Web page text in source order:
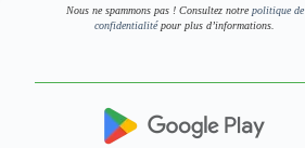
Nous ne spammons pas ! Consultez notre politique de
confidentialité pour plus d’informations.